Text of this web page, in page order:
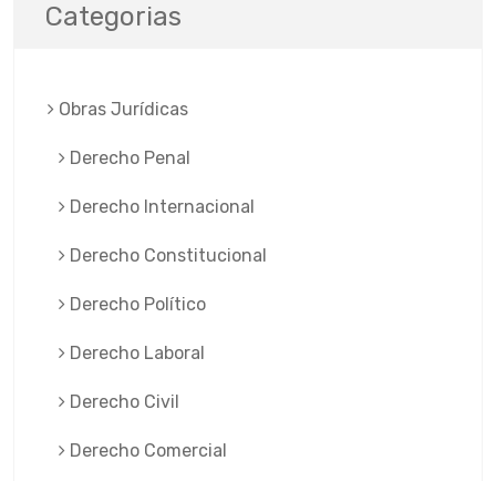
Categorias
Obras Jurí­dicas
Derecho Penal
Derecho Internacional
Derecho Constitucional
Derecho Político
Derecho Laboral
Derecho Civil
Derecho Comercial